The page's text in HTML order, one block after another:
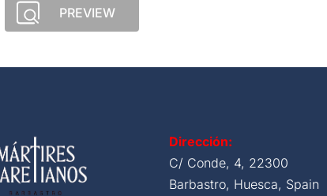
PREVIEW
Dirección:
C/ Conde, 4, 22300
Barbastro, Huesca, Spain